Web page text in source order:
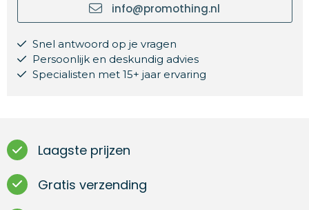
info@promothing.nl
Snel antwoord op je vragen
Persoonlijk en deskundig advies
Specialisten met 15+ jaar ervaring
Laagste prijzen
Gratis verzending